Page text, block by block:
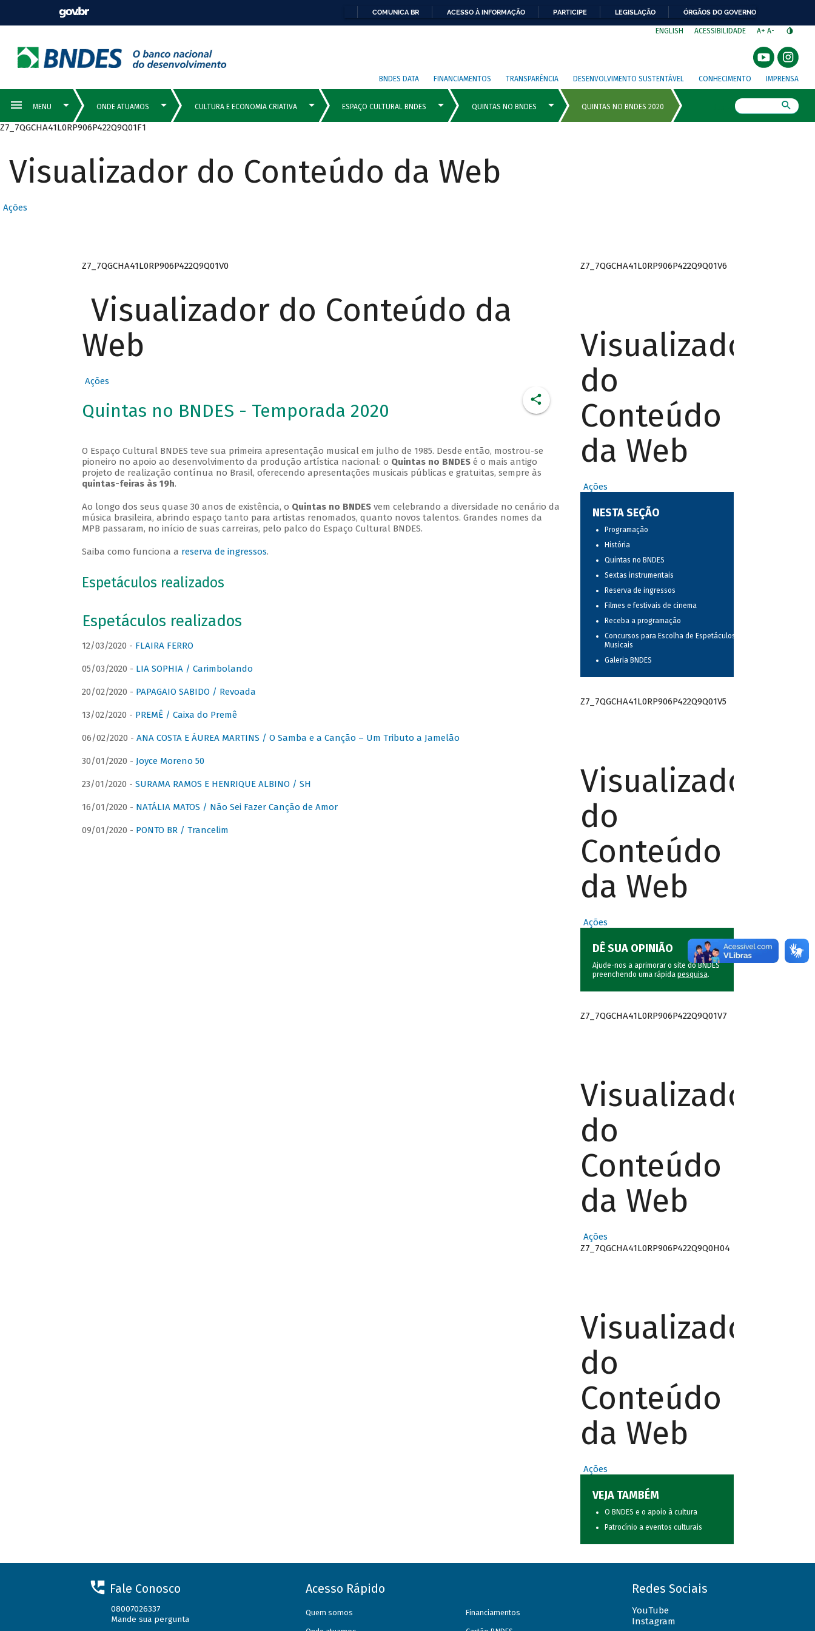
COMUNICA BR ACESSO À INFORMAÇÃO PARTICIPE LEGISLAÇÃO ÓRGÃOS DO GOVERNO
ENGLISH ACESSIBILIDADE A+ A-
BNDES DATA FINANCIAMENTOS TRANSPARÊNCIA DESENVOLVIMENTO SUSTENTÁVEL CONHECIMENTO IMPRENSA
Z7_7QGCHA41L0RP906P422Q9Q01F1
Visualizador do Conteúdo da Web
Ações
Z7_7QGCHA41L0RP906P422Q9Q01V0
Visualizador do Conteúdo da
Web
Ações
Quintas no BNDES - Temporada 2020
O Espaço Cultural BNDES teve sua primeira apresentação musical em julho de 1985. Desde então, mostrou-se
pioneiro no apoio ao desenvolvimento da produção artística nacional: o Quintas no BNDESé o mais antigo
projeto de realização contínua no Brasil, oferecendo apresentações musicais públicas e gratuitas, sempre às
quintas-feiras às 19h.
Ao longo dos seus quase 30 anos de existência, o Quintas no BNDESvem celebrando a diversidade no cenário da
música brasileira, abrindo espaço tanto para artistas renomados, quanto novos talentos. Grandes nomes da
MPB passaram, no início de suas carreiras, pelo palco do Espaço Cultural BNDES.
Saiba como funciona a reserva de ingressos.
Espetáculos realizados
Espetáculos realizados
12/03/2020 - FLAIRA FERRO
05/03/2020 - LIA SOPHIA / Carimbolando
20/02/2020 - PAPAGAIO SABIDO / Revoada
13/02/2020 - PREMÊ / Caixa do Premê
06/02/2020 - ANA COSTA E ÁUREA MARTINS / O Samba e a Canção – Um Tributo a Jamelão
30/01/2020 - Joyce Moreno 50
23/01/2020 - SURAMA RAMOS E HENRIQUE ALBINO / SH
16/01/2020 - NATÁLIA MATOS / Não Sei Fazer Canção de Amor
09/01/2020 - PONTO BR / Trancelim
Z7_7QGCHA41L0RP906P422Q9Q01V6
Visualizador
do
Conteúdo
da Web
Ações
NESTA SEÇÃO
Programação
História
Quintas no BNDES
Sextas instrumentais
Reserva de ingressos
Filmes e festivais de cinema
Receba a programação
Concursos para Escolha de Espetáculos
Musicais
Galeria BNDES
Z7_7QGCHA41L0RP906P422Q9Q01V5
Visualizador
do
Conteúdo
da Web
Ações
DÊ SUA OPINIÃO
Ajude-nos a aprimorar o site do BNDES
preenchendo uma rápida pesquisa.
Z7_7QGCHA41L0RP906P422Q9Q01V7
Visualizador
do
Conteúdo
da Web
Ações
Z7_7QGCHA41L0RP906P422Q9Q0H04
Visualizador
do
Conteúdo
da Web
Ações
VEJA TAMBÉM
O BNDES e o apoio à cultura
Patrocínio a eventos culturais
Fale Conosco
08007026337
Mande sua pergunta
Acesso Rápido
Quem somos Financiamentos
Redes Sociais
YouTube
Instagram